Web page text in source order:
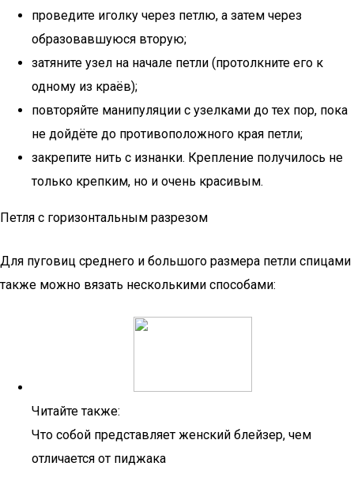
проведите иголку через петлю, а затем через
образовавшуюся вторую;
затяните узел на начале петли (протолкните его к
одному из краёв);
повторяйте манипуляции с узелками до тех пор, пока
не дойдёте до противоположного края петли;
закрепите нить с изнанки. Крепление получилось не
только крепким, но и очень красивым.
Петля с горизонтальным разрезом
Для пуговиц среднего и большого размера петли спицами
также можно вязать несколькими способами:
Читайте также:
Что собой представляет женский блейзер, чем
отличается от пиджака